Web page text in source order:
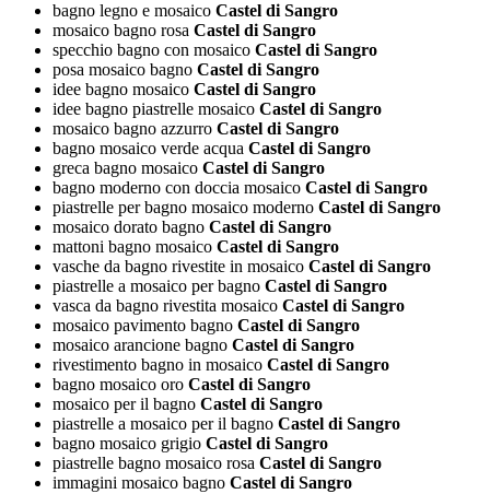
bagno legno e mosaico Castel di Sangro
mosaico bagno rosa Castel di Sangro
specchio bagno con mosaico Castel di Sangro
posa mosaico bagno Castel di Sangro
idee bagno mosaico Castel di Sangro
idee bagno piastrelle mosaico Castel di Sangro
mosaico bagno azzurro Castel di Sangro
bagno mosaico verde acqua Castel di Sangro
greca bagno mosaico Castel di Sangro
bagno moderno con doccia mosaico Castel di Sangro
piastrelle per bagno mosaico moderno Castel di Sangro
mosaico dorato bagno Castel di Sangro
mattoni bagno mosaico Castel di Sangro
vasche da bagno rivestite in mosaico Castel di Sangro
piastrelle a mosaico per bagno Castel di Sangro
vasca da bagno rivestita mosaico Castel di Sangro
mosaico pavimento bagno Castel di Sangro
mosaico arancione bagno Castel di Sangro
rivestimento bagno in mosaico Castel di Sangro
bagno mosaico oro Castel di Sangro
mosaico per il bagno Castel di Sangro
piastrelle a mosaico per il bagno Castel di Sangro
bagno mosaico grigio Castel di Sangro
piastrelle bagno mosaico rosa Castel di Sangro
immagini mosaico bagno Castel di Sangro